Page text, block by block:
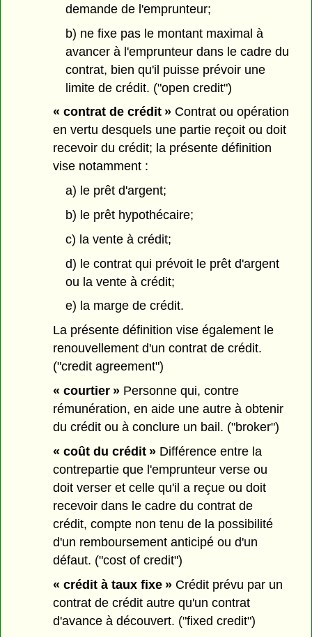
demande de l'emprunteur;
b) ne fixe pas le montant maximal à
avancer à l'emprunteur dans le cadre du
contrat, bien qu'il puisse prévoir une
limite de crédit. ("open credit")
« contrat de crédit » Contrat ou opération
en vertu desquels une partie reçoit ou doit
recevoir du crédit; la présente définition
vise notamment :
a) le prêt d'argent;
b) le prêt hypothécaire;
c) la vente à crédit;
d) le contrat qui prévoit le prêt d'argent
ou la vente à crédit;
e) la marge de crédit.
La présente définition vise également le
renouvellement d'un contrat de crédit.
("credit agreement")
« courtier » Personne qui, contre
rémunération, en aide une autre à obtenir
du crédit ou à conclure un bail. ("broker")
« coût du crédit » Différence entre la
contrepartie que l'emprunteur verse ou
doit verser et celle qu'il a reçue ou doit
recevoir dans le cadre du contrat de
crédit, compte non tenu de la possibilité
d'un remboursement anticipé ou d'un
défaut. ("cost of credit")
« crédit à taux fixe » Crédit prévu par un
contrat de crédit autre qu'un contrat
d'avance à découvert. ("fixed credit")